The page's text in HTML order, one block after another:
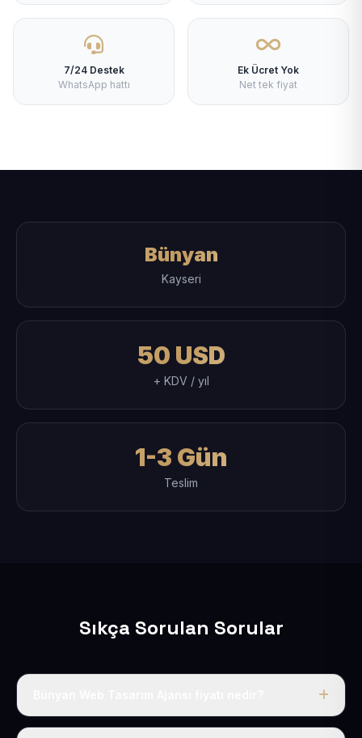
7/24 Destek
WhatsApp hattı
Ek Ücret Yok
Net tek fiyat
Bünyan
Kayseri
50 USD
+ KDV / yıl
1-3 Gün
Teslim
Sıkça Sorulan Sorular
Tek fiyat uygulanır: yıllık 50 USD + KDV. Bu bedele alan